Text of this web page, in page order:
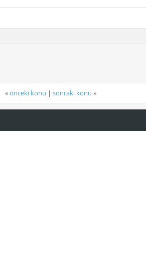
«önceki konu | sonraki konu »